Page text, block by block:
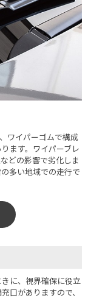
ワイパーゴムで構成
ます。ワイパーブレ
どの影響で劣化しま
多い地域での走行で
に、視界確保に役立
口がありますので、